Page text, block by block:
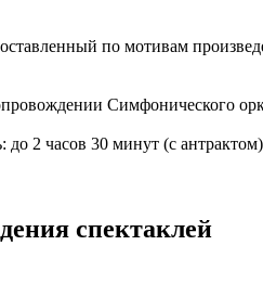
по мотивам
Симфонического
до 2 часов 30 минут (с
спектаклей